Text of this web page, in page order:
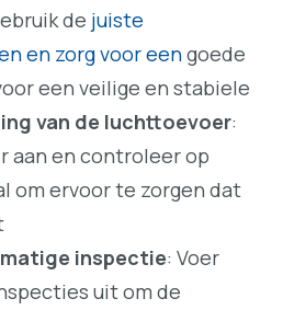
de juiste
en zorg voor eengoede
een veilige en stabiele
van de luchttoevoer:
aan en controleer op
om ervoor te zorgen dat
inspectie: Voer
uit om de